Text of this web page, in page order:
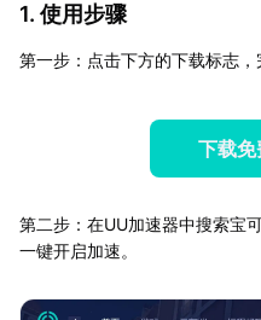
1. 使用步骤
第一步：点击下方的下载标志，
下载
第二步：在UU加速器中搜索宝
一键开启加速。